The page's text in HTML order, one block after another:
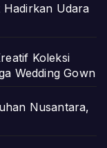
Hadirkan Udara
Koleksi
Wedding Gown
Nusantara,